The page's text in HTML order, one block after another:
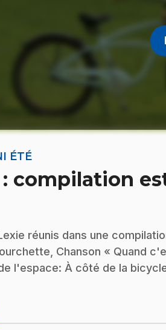
ÉTÉ
compilation
réunis dans une
Chanson « Quand
l'espace: À côté de la